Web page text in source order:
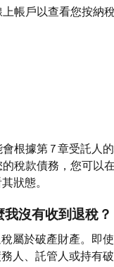
帳戶以查看您按納
根據第 7 章受託人
稅款債務，您可以
狀態。
沒有收到退稅？
屬於破產財產。即
人、託管人或持有